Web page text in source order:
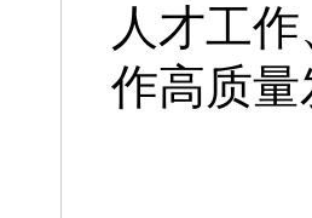
人才工
作高质